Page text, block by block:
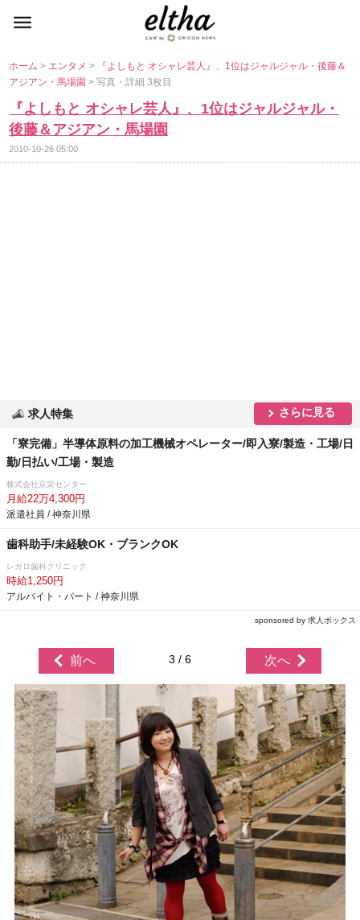
ホーム> エンタメ>
『よしもと オシャレ芸人』、1位はジャルジャル・後藤＆
アジアン・馬場園> 写真・詳細 3枚目
『よしもと オシャレ芸人』、1位はジャルジャル・
後藤＆アジアン・馬場園
2010-10-26 05:00
求人特集 さらに見る
「寮完備」半導体原料の加工機械オペレーター/即入寮/製造・工場/日
勤/日払い/工場・製造
株式会社京栄センター
月給22万4,300円
派遣社員 / 神奈川県
歯科助手/未経験OK・ブランクOK
レガロ歯科クリニック
時給1,250円
アルバイト・パート / 神奈川県
sponsored by 求人ボックス
前へ 3 / 6 次へ